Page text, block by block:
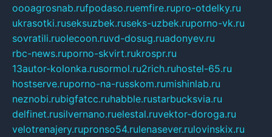
oooagrosnab.rufpodaso.ruemfire.rupro-otdelky.ru
ukrasotki.ruseksuzbek.ruseks-uzbek.ruporno-vk.ru
sovratili.ruolecoon.ruvd-dosug.ruadonyev.ru
rbc-news.ruporno-skvirt.rukrospr.ru
13autor-kolonka.rusormol.ru2rich.ruhostel-65.ru
hostserve.ruporno-na-russkom.rumishinlab.ru
neznobi.rubigfatcc.ruhabble.rustarbucksvia.ru
delfinet.rusilvernano.ruelestal.ruvektor-doroga.ru
velotrenajery.rupronso54.rulenasever.rulovinskix.ru